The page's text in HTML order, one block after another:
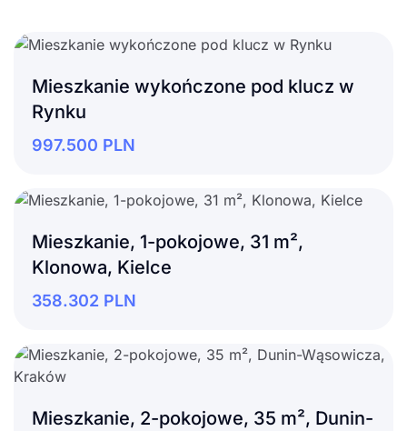
Mieszkanie wykończone pod klucz w
Rynku
997.500 PLN
Mieszkanie, 1-pokojowe, 31 m²,
Klonowa, Kielce
358.302 PLN
Mieszkanie, 2-pokojowe, 35 m², Dunin-